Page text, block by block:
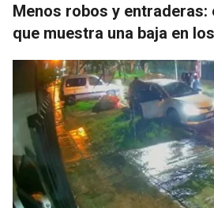
Menos robos y
que muestra una baja en